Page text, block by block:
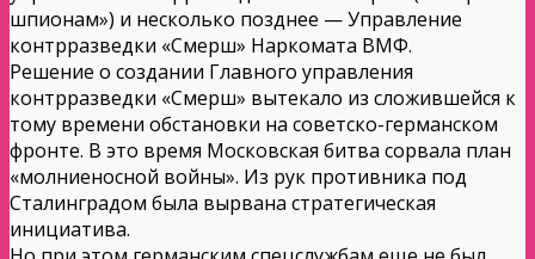
шпионам») и несколько позднее — Управление
контрразведки «Смерш» Наркомата ВМФ.
Решение о создании Главного управления
контрразведки «Смерш» вытекало из сложившейся к
тому времени обстановки на советско-германском
фронте. В это время Московская битва сорвала план
«молниеносной войны». Из рук противника под
Сталинградом была вырвана стратегическая
инициатива.